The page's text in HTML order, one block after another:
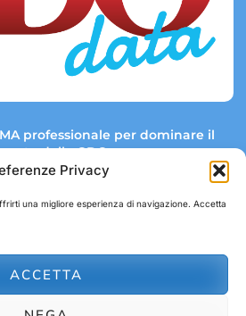
Privacy
una migliore esperienza di navigazione. Accetta
ACCETTA
professionale per dominare il
della GDO.
abbonamenti@gdodata.it